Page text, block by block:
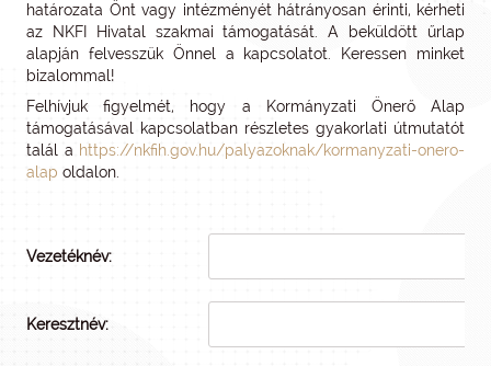
határozata Önt vagy intézményét hátrányosan érinti, kérheti
az NKFI Hivatal szakmai támogatását. A beküldött űrlap
alapján felvesszük Önnel a kapcsolatot. Keressen minket
bizalommal!
Felhívjuk figyelmét, hogy a Kormányzati Önerő Alap
támogatásával kapcsolatban részletes gyakorlati útmutatót
talál a https://nkfih.gov.hu/palyazoknak/kormanyzati-onero-
alap oldalon.
Vezetéknév:
Keresztnév: